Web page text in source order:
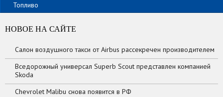
Топливо
НОВОЕ НА САЙТЕ
Салон воздушного такси от Airbus рассекречен производителем
Вседорожный универсал Superb Scout представлен компанией
Skoda
Chevrolet Malibu снова появится в РФ